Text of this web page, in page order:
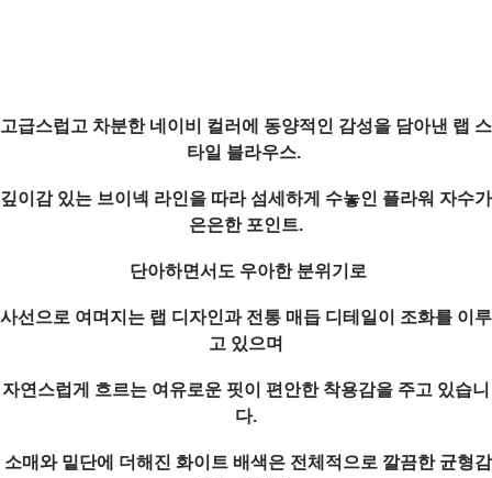
고급스럽고 차분한 네이비 컬러에 동양적인 감성을 담아낸 랩 스
타일 블라우스.
깊이감 있는 브이넥 라인을 따라 섬세하게 수놓인 플라워 자수가
은은한 포인트.
단아하면서도 우아한 분위기로
사선으로 여며지는 랩 디자인과 전통 매듭 디테일이 조화를 이루
고 있으며
자연스럽게 흐르는 여유로운 핏이 편안한 착용감을 주고 있습니
다.
소매와 밑단에 더해진 화이트 배색은 전체적으로 깔끔한 균형감